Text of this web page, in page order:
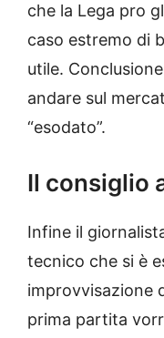
che la Lega pro
caso estremo di
utile.
andare sul
“esodato”.
Il consiglio
Infine il
tecnico che si è
improvvisazione
prima partita